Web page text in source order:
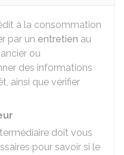
à la consommation
par un entretien au
ou
des informations
ainsi que vérifier
doit vous
pour savoir si le